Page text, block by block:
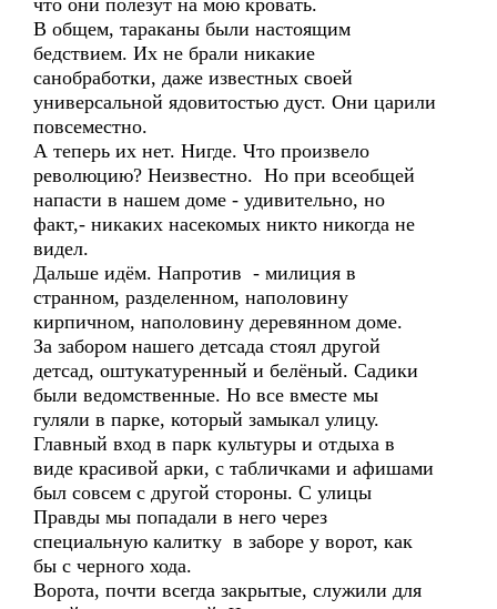
что они полезут на мою кровать.
В общем, тараканы были настоящим
бедствием. Их не брали никакие
санобработки, даже известных своей
универсальной ядовитостью дуст. Они царили
повсеместно.
А теперь их нет. Нигде. Что произвело
революцию? Неизвестно. Но при всеобщей
напасти в нашем доме - удивительно, но
факт,- никаких насекомых никто никогда не
видел.
Дальше идём. Напротив - милиция в
странном, разделенном, наполовину
кирпичном, наполовину деревянном доме.
За забором нашего детсада стоял другой
детсад, оштукатуренный и белёный. Садики
были ведомственные. Но все вместе мы
гуляли в парке, который замыкал улицу.
Главный вход в парк культуры и отдыха в
виде красивой арки, с табличками и афишами
был совсем с другой стороны. С улицы
Правды мы попадали в него через
специальную калитку в заборе у ворот, как
бы с черного хода.
Ворота, почти всегда закрытые, служили для